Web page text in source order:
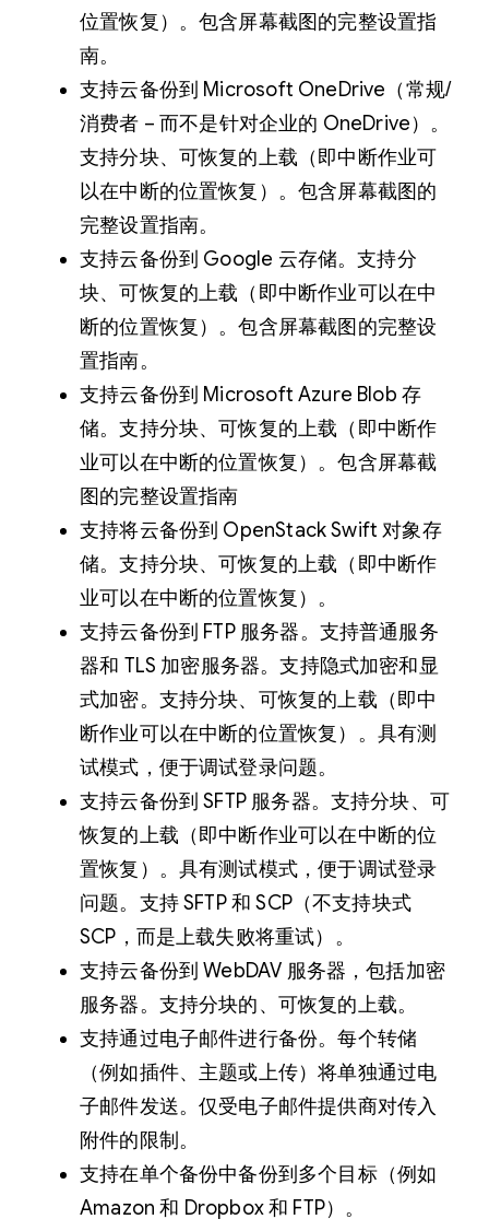
位置恢复）。包含屏幕截图的完整设置指
南。
支持云备份到 Microsoft OneDrive（常规/
消费者 – 而不是针对企业的 OneDrive）。
支持分块、可恢复的上载（即中断作业可
以在中断的位置恢复）。包含屏幕截图的
完整设置指南。
支持云备份到 Google 云存储。支持分
块、可恢复的上载（即中断作业可以在中
断的位置恢复）。包含屏幕截图的完整设
置指南。
支持云备份到 Microsoft Azure Blob 存
储。支持分块、可恢复的上载（即中断作
业可以在中断的位置恢复）。包含屏幕截
图的完整设置指南
支持将云备份到 OpenStack Swift 对象存
储。支持分块、可恢复的上载（即中断作
业可以在中断的位置恢复）。
支持云备份到 FTP 服务器。支持普通服务
器和 TLS 加密服务器。支持隐式加密和显
式加密。支持分块、可恢复的上载（即中
断作业可以在中断的位置恢复）。具有测
试模式，便于调试登录问题。
支持云备份到 SFTP 服务器。支持分块、可
恢复的上载（即中断作业可以在中断的位
置恢复）。具有测试模式，便于调试登录
问题。支持 SFTP 和 SCP（不支持块式
SCP，而是上载失败将重试）。
支持云备份到 WebDAV 服务器，包括加密
服务器。支持分块的、可恢复的上载。
支持通过电子邮件进行备份。每个转储
（例如插件、主题或上传）将单独通过电
子邮件发送。仅受电子邮件提供商对传入
附件的限制。
支持在单个备份中备份到多个目标（例如
Amazon 和 Dropbox 和 FTP）。